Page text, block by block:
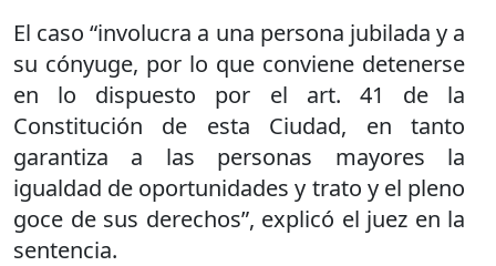
El caso “involucra a una persona jubilada y a
su cónyuge, por lo que conviene detenerse
en lo dispuesto por el art. 41 de la
Constitución de esta Ciudad, en tanto
garantiza a las personas mayores la
igualdad de oportunidades y trato y el pleno
goce de sus derechos”, explicó el juez en la
sentencia.